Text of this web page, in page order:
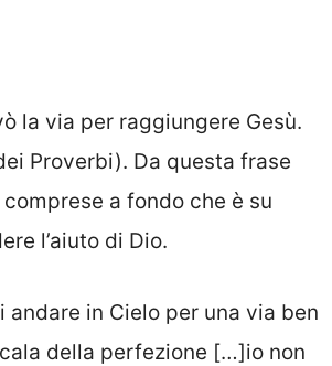
la via per raggiungere Gesù.
Proverbi). Da questa frase
comprese a fondo che è su
l’aiuto di Dio.
in Cielo per una via ben
della perfezione […]io non